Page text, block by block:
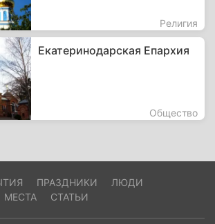
Религия
Екатеринодарская Епархия
Общество
ПРАЗДНИКИ
ЛЮДИ
МЕСТА СТАТЬИ